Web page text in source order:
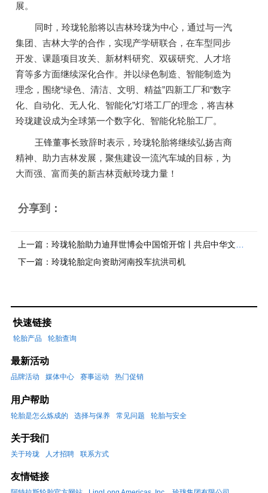
展。
同时，玲珑轮胎将以吉林玲珑为中心，通过与一汽
集团、吉林大学的合作，实现产学研联合，在车型同步
开发、课题项目攻关、新材料研究、双碳研究、人才培
育等多方面继续深化合作。并以绿色制造、智能制造为
理念，围绕“绿色、清洁、文明、精益”四新工厂和“数字
化、自动化、无人化、智能化”灯塔工厂的理念，将吉林
玲珑建设成为全球第一个数字化、智能化轮胎工厂。
王锋董事长致辞时表示，玲珑轮胎将继续弘扬吉商
精神、助力吉林发展，聚焦建设一流汽车城的目标，为
大而强、富而美的新吉林贡献玲珑力量！
分享到：
上一篇：玲珑轮胎助力迪拜世博会中国馆开馆丨共启中华文明，同燃华夏之光
下一篇：玲珑轮胎定向资助河南投车抗洪司机
快速链接
轮胎产品 轮胎查询
最新活动
品牌活动 媒体中心 赛事运动 热门促销
用户帮助
轮胎是怎么炼成的 选择与保养 常见问题 轮胎与安全
关于我们
关于玲珑 人才招聘 联系方式
友情链接